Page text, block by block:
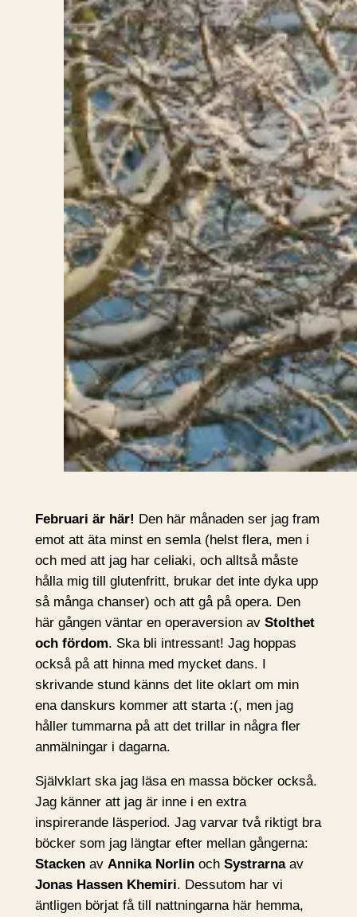
Februari är här! Den här månaden ser jag fram
emot att äta minst en semla (helst flera, men i
och med att jag har celiaki, och alltså måste
hålla mig till glutenfritt, brukar det inte dyka upp
så många chanser) och att gå på opera. Den
här gången väntar en operaversion av Stolthet
och fördom. Ska bli intressant! Jag hoppas
också på att hinna med mycket dans. I
skrivande stund känns det lite oklart om min
ena danskurs kommer att starta :(, men jag
håller tummarna på att det trillar in några fler
anmälningar i dagarna.
Självklart ska jag läsa en massa böcker också.
Jag känner att jag är inne i en extra
inspirerande läsperiod. Jag varvar två riktigt bra
böcker som jag längtar efter mellan gångerna:
Stackenav Annika Norlinoch Systrarna av
Jonas Hassen Khemiri. Dessutom har vi
äntligen börjat få till nattningarna här hemma,